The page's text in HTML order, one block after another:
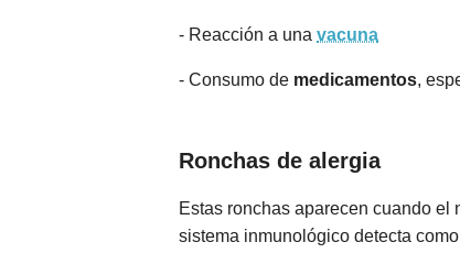
- Reacción a una vacuna
- Consumo de medicamentos,
Ronchas de alergia
Estas ronchas aparecen cuando el
sistema inmunológico detecta